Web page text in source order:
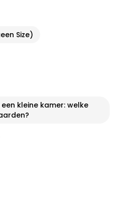
Size)
kleine kamer: welke